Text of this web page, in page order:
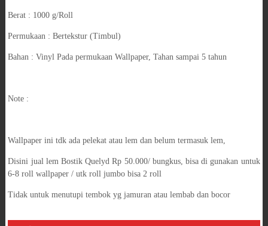
Berat : 1000 g/Roll
Permukaan : Bertekstur (Timbul)
Bahan : Vinyl Pada permukaan Wallpaper, Tahan sampai 5 tahun
Note :
Wallpaper ini tdk ada pelekat atau lem dan belum termasuk lem,
Disini jual lem Bostik Quelyd Rp 50.000/ bungkus, bisa di gunakan untuk
6-8 roll wallpaper / utk roll jumbo bisa 2 roll
Tidak untuk menutupi tembok yg jamuran atau lembab dan bocor